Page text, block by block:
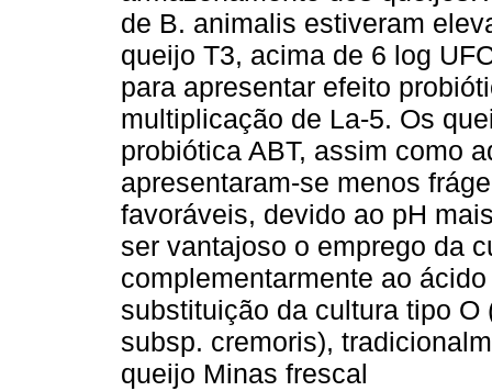
de B. animalis estiveram
queijo T3, acima de 6 log
para apresentar efeito
multiplicação de La-5. Os
probiótica ABT, assim como
apresentaram-se menos
favoráveis, devido ao pH
ser vantajoso o emprego da
complementarmente ao
substituição da cultura tipo
subsp. cremoris),
queijo Minas frescal